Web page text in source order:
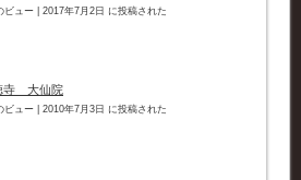
ビュー 2017年7月2日 に投稿された
寺 大仙院
ビュー 2010年7月3日 に投稿された